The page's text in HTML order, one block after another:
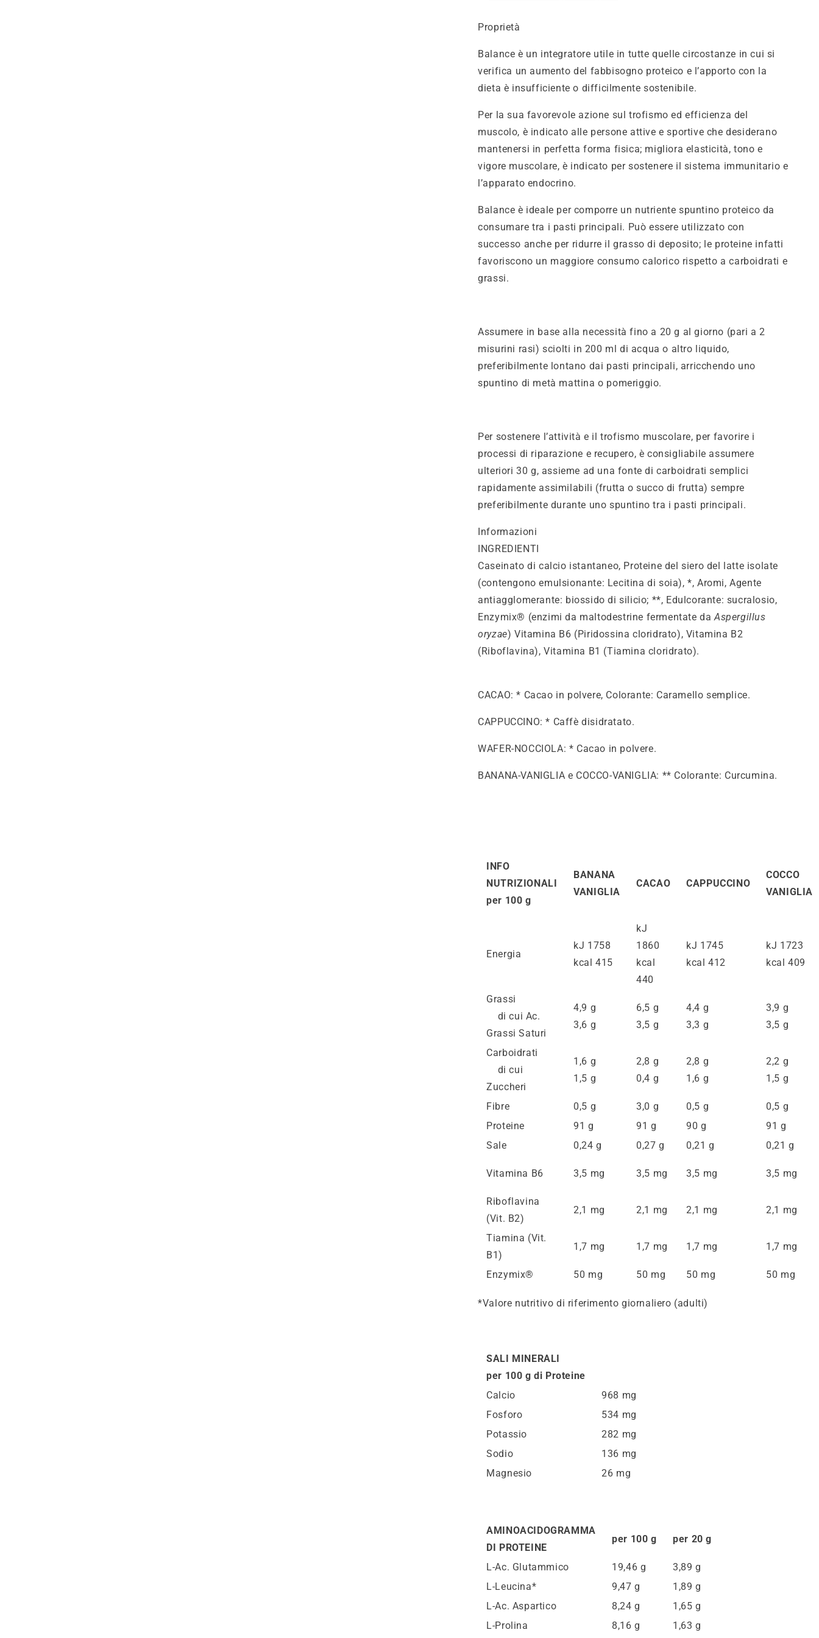
Proprietà
Balance è un integratore utile in tutte quelle circostanze in cui si
verifica un aumento del fabbisogno proteico e l’apporto con la
dieta è insufficiente o difficilmente sostenibile.
Per la sua favorevole azione sul trofismo ed efficienza del
muscolo, è indicato alle persone attive e sportive che desiderano
mantenersi in perfetta forma fisica; migliora elasticità, tono e
vigore muscolare, è indicato per sostenere il sistema immunitario e
l’apparato endocrino.
Balance è ideale per comporre un nutriente spuntino proteico da
consumare tra i pasti principali. Può essere utilizzato con
successo anche per ridurre il grasso di deposito; le proteine infatti
favoriscono un maggiore consumo calorico rispetto a carboidrati e
grassi.
Assumere in base alla necessità fino a 20 g al giorno (pari a 2
misurini rasi) sciolti in 200 ml di acqua o altro liquido,
preferibilmente lontano dai pasti principali, arricchendo uno
spuntino di metà mattina o pomeriggio.
Per sostenere l’attività e il trofismo muscolare, per favorire i
processi di riparazione e recupero, è consigliabile assumere
ulteriori 30 g, assieme ad una fonte di carboidrati semplici
rapidamente assimilabili (frutta o succo di frutta) sempre
preferibilmente durante uno spuntino tra i pasti principali.
Informazioni
INGREDIENTI
Caseinato di calcio istantaneo, Proteine del siero del latte isolate
(contengono emulsionante: Lecitina di soia), *, Aromi, Agente
antiagglomerante: biossido di silicio; **, Edulcorante: sucralosio,
Enzymix® (enzimi da maltodestrine fermentate daAspergillus
oryzae) Vitamina B6 (Piridossina cloridrato), Vitamina B2
(Riboflavina), Vitamina B1 (Tiamina cloridrato).
CACAO: * Cacao in polvere, Colorante: Caramello semplice.
CAPPUCCINO: * Caffè disidratato.
WAFER-NOCCIOLA: * Cacao in polvere.
BANANA-VANIGLIA e COCCO-VANIGLIA: ** Colorante: Curcumina.
INFO
NUTRIZIONALI
per 100 g
BANANA
VANIGLIA
CACAO CAPPUCCINO
COCCO
VANIGLIA
Energia
kJ 1758
kcal 415
kJ
1860
kcal
440
kJ 1745
kcal 412
kJ 1723
kcal 409
Grassi
di cui Ac.
Grassi Saturi
4,9 g
3,6 g
6,5 g
3,5 g
4,4 g
3,3 g
3,9 g
3,5 g
Carboidrati
di cui
Zuccheri
1,6 g
1,5 g
2,8 g
0,4 g
2,8 g
1,6 g
2,2 g
1,5 g
Fibre 0,5 g 3,0 g 0,5 g
0,5 g
Proteine
91 g 91 g 90 g
91 g
Sale
0,24 g 0,27 g 0,21 g 0,21 g
Vitamina B6 3,5 mg 3,5 mg 3,5 mg 3,5 mg
Riboflavina
(Vit. B2)
2,1 mg 2,1 mg 2,1 mg 2,1 mg
Tiamina (Vit.
B1)
1,7 mg 1,7 mg 1,7 mg 1,7 mg
Enzymix® 50 mg 50 mg 50 mg 50 mg
*Valore nutritivo di riferimento giornaliero (adulti)
SALI MINERALI
per 100 g di Proteine
Calcio
968 mg
Fosforo
534 mg
Potassio
282 mg
Sodio
136 mg
Magnesio
26 mg
AMINOACIDOGRAMMA
DI PROTEINE
per 100 g per 20 g
L-Ac. Glutammico 19,46 g
3,89 g
L-Leucina*
9,47 g
1,89 g
L-Ac. Aspartico
8,24 g
1,65 g
L-Prolina
8,16 g 1,63 g